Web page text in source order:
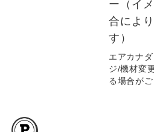
エアカナダ
ジ/機材変更
る場合がご